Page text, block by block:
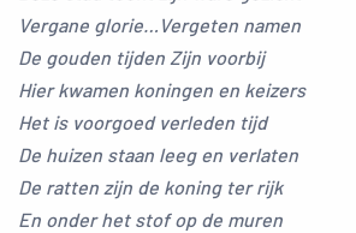
Vergane glorie…Vergeten namen
De gouden tijden Zijn voorbij
Hier kwamen koningen en keizers
Het is voorgoed verleden tijd
De huizen staan leeg en verlaten
De ratten zijn de koning ter rijk
En onder het stof op de muren